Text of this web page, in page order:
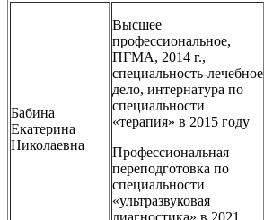
Бабина
Екатерина
Николаевна
Высшее
профессиональное,
ПГМА, 2014 г.,
специальность-лечебное
дело, интернатура по
специальности
«терапия» в 2015 году
Профессиональная
переподготовка по
специальности
«ультразвуковая